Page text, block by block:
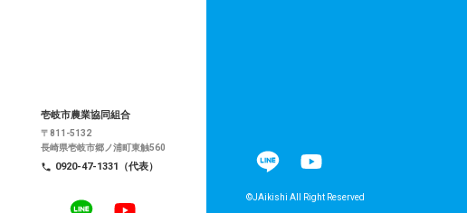
壱岐市農業協同組合
〒811-5132
長崎県壱岐市郷ノ浦町東触560
0920-47-1331（代表）
©JAikishi All Right Reserved